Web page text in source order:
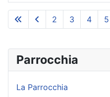
Articoli
2 3 4 5
Parrocchia
La Parrocchia